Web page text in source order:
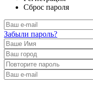
Сброс пароля
Забыли пароль?